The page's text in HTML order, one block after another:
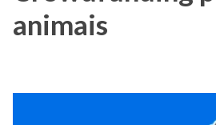
animais